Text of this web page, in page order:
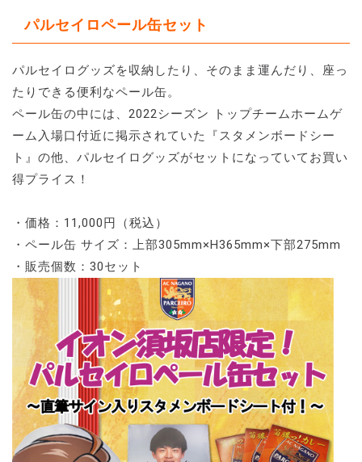
パルセイロペール缶セット
パルセイログッズを収納したり、そのまま運んだり、座っ
たりできる便利なペール缶。
ペール缶の中には、2022シーズン トップチームホームゲ
ーム入場口付近に掲示されていた『スタメンボードシー
ト』の他、パルセイログッズがセットになっていてお買い
得プライス！
・価格：11,000円（税込）
・ペール缶 サイズ：上部305mm×H365mm×下部275mm
・販売個数：30セット